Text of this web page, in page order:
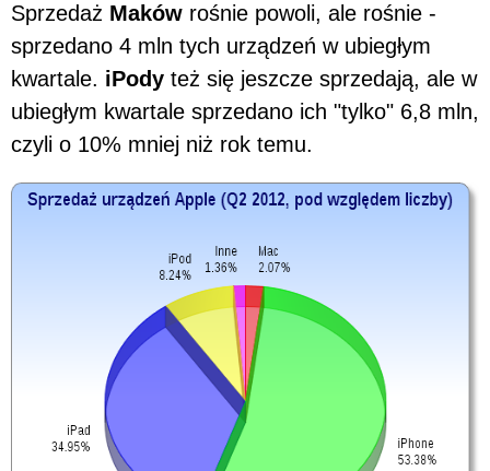
Sprzedaż Maków rośnie powoli, ale rośnie -
sprzedano 4 mln tych urządzeń w ubiegłym
kwartale. iPody też się jeszcze sprzedają, ale w
ubiegłym kwartale sprzedano ich "tylko" 6,8 mln,
czyli o 10% mniej niż rok temu.